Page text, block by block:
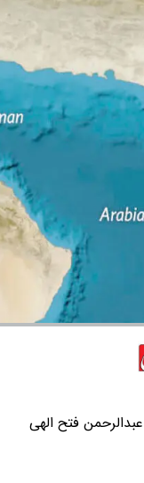
عبدالرحمن فتح الهی